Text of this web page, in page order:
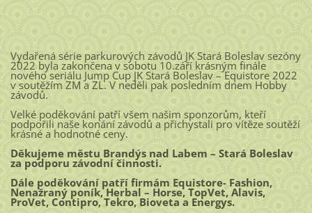
Vydařená série parkurových závodů JK Stará Boleslav sezóny
2022 byla zakončena v sobotu 10.září krásným finále
nového seriálu Jump Cup JK Stará Boleslav – Equistore 2022
v soutěžím ZM a ZL. V neděli pak posledním dnem Hobby
závodů.
Velké poděkování patří všem našim sponzorům, kteří
podpořili naše konání závodů a přichystali pro vítěze soutěží
krásné a hodnotné ceny.
Děkujeme městu Brandýs nad Labem – Stará Boleslav
za podporu závodní činnosti.
Dále poděkování patří firmám Equistore- Fashion,
Nenažraný poník, Herbal – Horse, TopVet, Alavis,
ProVet, Contipro, Tekro, Bioveta a Energys.